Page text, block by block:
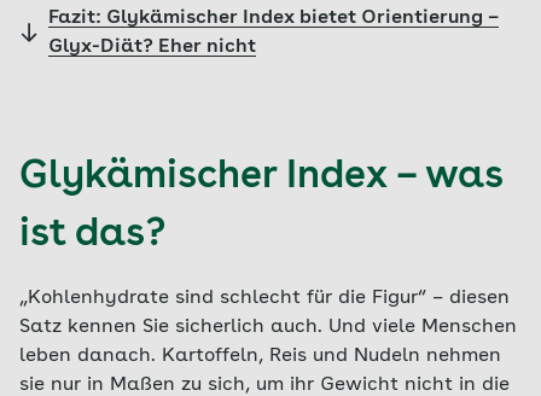
Fazit: Glykämischer Index bietet Orientierung –
Glyx-Diät? Eher nicht
Glykämischer Index – was
ist das?
„Kohlenhydrate sind schlecht für die Figur“ – diesen
Satz kennen Sie sicherlich auch. Und viele Menschen
leben danach. Kartoffeln, Reis und Nudeln nehmen
sie nur in Maßen zu sich, um ihr Gewicht nicht in die